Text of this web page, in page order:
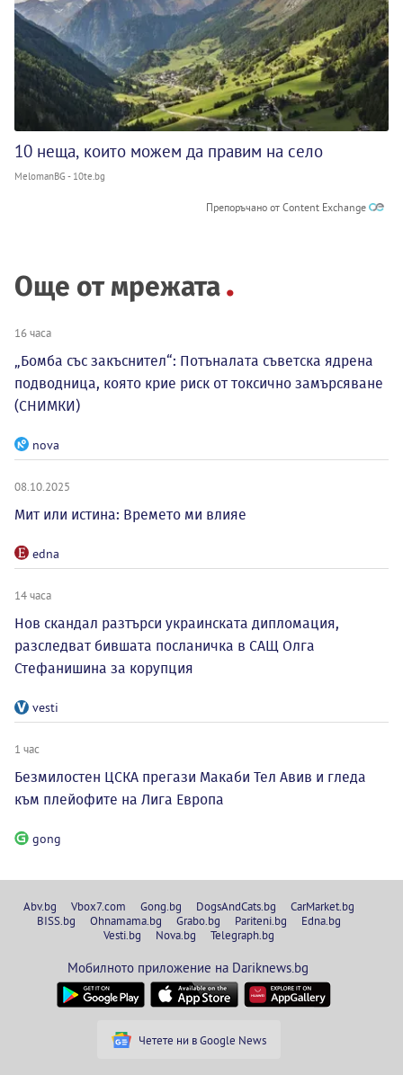
10 неща, които можем да правим на село
MelomanBG - 10te.bg
Препоръчано от Content Exchange
Още от мрежата
16 часа
„Бомба със закъснител“: Потъналата съветска ядрена
подводница, която крие риск от токсично замърсяване
(СНИМКИ)
nova
08.10.2025
Мит или истина: Времето ми влияе
edna
14 часа
Нов скандал разтърси украинската дипломация,
разследват бившата посланичка в САЩ Олга
Стефанишина за корупция
vesti
1 час
Безмилостен ЦСКА прегази Макаби Тел Авив и гледа
към плейофите на Лига Европа
gong
Abv.bg Vbox7.com Gong.bg DogsAndCats.bg
CarMarket.bg
BISS.bg
Ohnamama.bg Grabo.bg Pariteni.bg
Edna.bg
Vesti.bg
Nova.bg Telegraph.bg
Мобилното приложение на Dariknews.bg
Четете ни в Google News